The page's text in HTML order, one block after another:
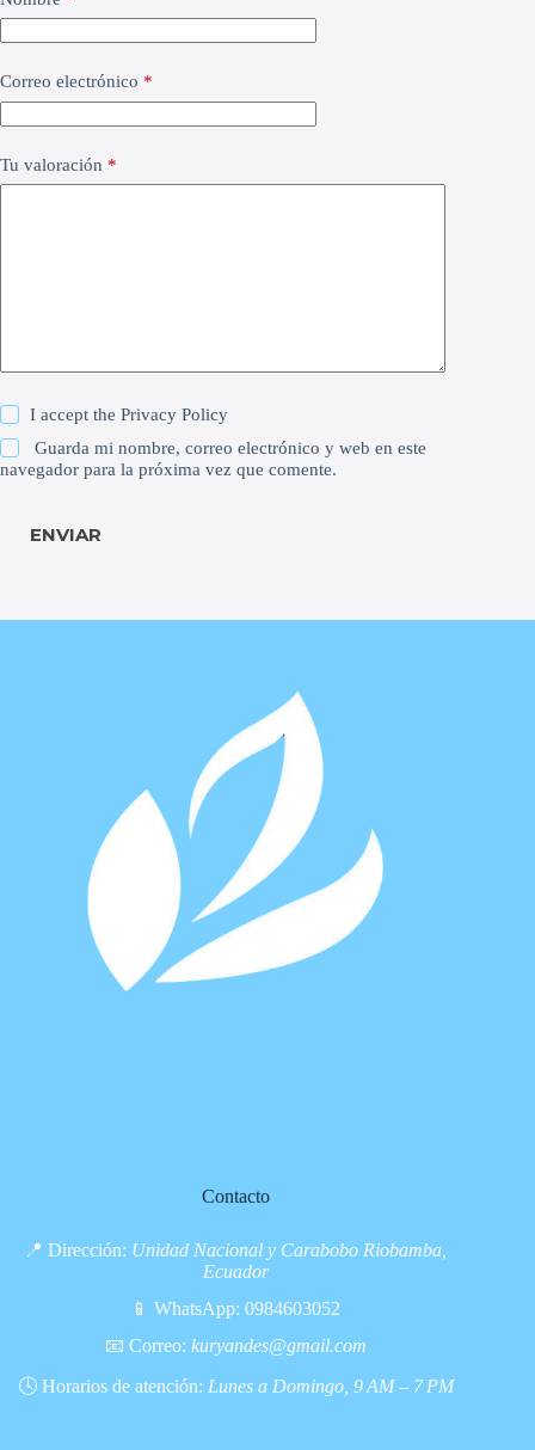
Correo electrónico *
Tu valoración *
I accept thePrivacy Policy
Guarda mi nombre, correo electrónico y web en este
navegador para la próxima vez que comente.
ENVIAR
Contacto
📍 Dirección: Unidad Nacional y Carabobo Riobamba,
Ecuador
📱 WhatsApp:0984603052
📧 Correo: kuryandes@gmail.com
🕓 Horarios de atención: Lunes a Domingo, 9 AM – 7 PM